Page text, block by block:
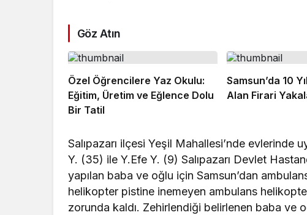
Göz Atın
Özel Öğrencilere Yaz Okulu:
Eğitim, Üretim ve Eğlence Dolu
Bir Tatil
Samsun’da 10
Alan Firari
Salıpazarı ilçesi Yeşil Mahallesi’nde evlerinde
Y. (35) ile Y.Efe Y. (9) Salıpazarı Devlet
yapılan baba ve oğlu için Samsun’dan
helikopter pistine inemeyen ambulans
zorunda kaldı. Zehirlendiği belirlenen baba ve